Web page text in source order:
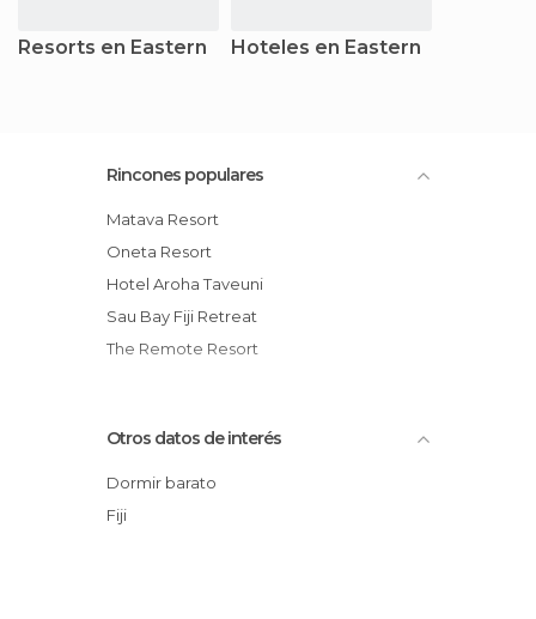
Resorts en Eastern Hoteles en Eastern
Rincones populares
Matava Resort
Oneta Resort
Hotel Aroha Taveuni
Sau Bay Fiji Retreat
The Remote Resort
Otros datos de interés
Dormir barato
Fiji